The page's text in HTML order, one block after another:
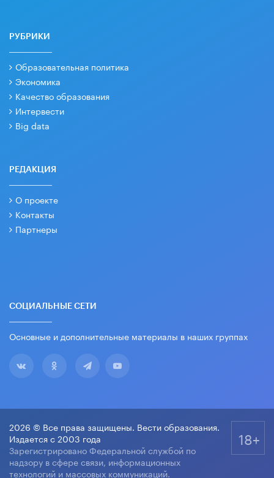
РУБРИКИ
Образовательная политика
Экономика
Качество образования
Интервести
Big data
РЕДАКЦИЯ
О проекте
Контакты
Партнеры
СОЦИАЛЬНЫЕ СЕТИ
Основные и дополнительные материалы в наших группах
2026 © Все права защищены. Вести образования.
Издается с 2003 года
Зарегистрировано Федеральной службой по
надзору в сфере связи, информационных
технологий и массовых коммуникаций.
18+